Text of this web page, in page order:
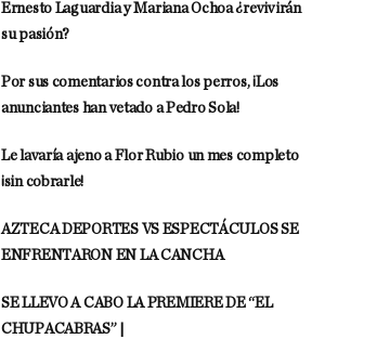
Ernesto Laguardia y Mariana Ochoa ¿revivirán
su pasión?
Por sus comentarios contra los perros, ¡Los
anunciantes han vetado a Pedro Sola!
Le lavaría ajeno a Flor Rubio un mes completo
¡sin cobrarle!
AZTECA DEPORTES VS ESPECTÁCULOS SE
ENFRENTARON EN LA CANCHA
SE LLEVO A CABO LA PREMIERE DE “EL
CHUPACABRAS” |